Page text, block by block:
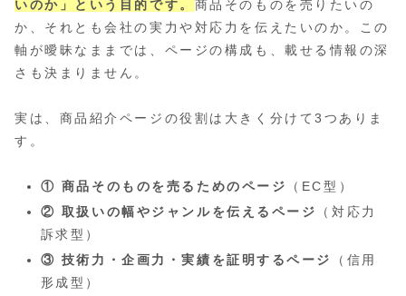
いのか」という目的です。 商品そのものを売りたいの
か、それとも会社の実力や対応力を伝えたいのか。この
軸が曖昧なままでは、ページの構成も、載せる情報の深
さも決まりません。
実は、商品紹介ページの役割は大きく分けて3つありま
す。
① 商品そのものを売るためのページ
（EC型）
② 取扱いの幅やジャンルを伝えるページ
（対応力
訴求型）
③ 技術力・企画力・実績を証明するページ
（信用
形成型）